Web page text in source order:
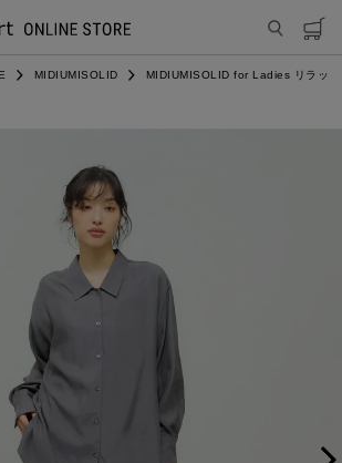
MIDIUMISOLID
MIDIUMISOLID for Ladies リラッ